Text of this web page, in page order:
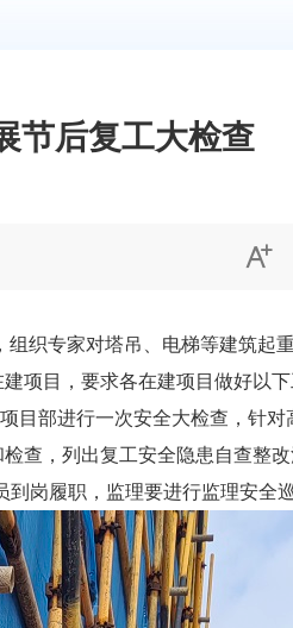
节后复工大检查

织专家对塔吊、电梯等建筑起
项目，要求各在建项目做好以
部进行一次安全大检查，针
查，列出复工安全隐患自查整
岗履职，监理要进行监理安全